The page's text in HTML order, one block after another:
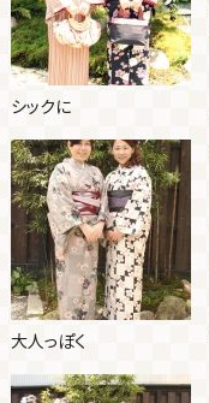
シックに
大人っぽく